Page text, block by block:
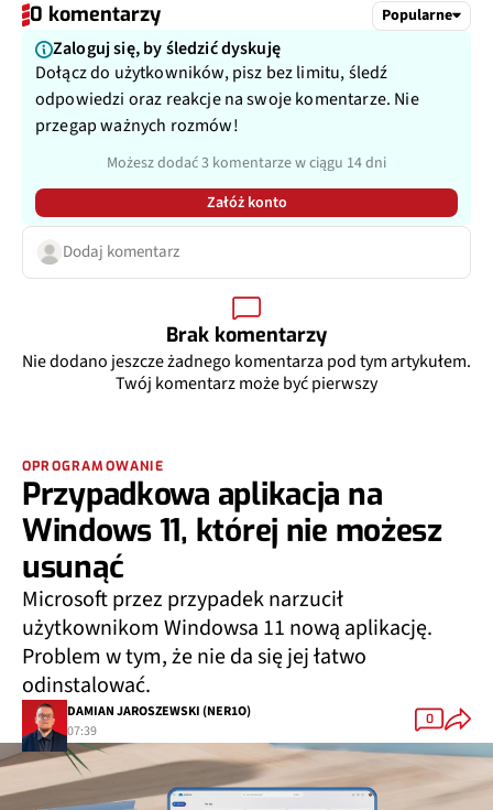
0 komentarzy Popularne
Zaloguj się, by śledzić dyskuję
Dołącz do użytkowników, pisz bez limitu, śledź
odpowiedzi oraz reakcje na swoje komentarze. Nie
przegap ważnych rozmów!
Możesz dodać 3 komentarze w ciągu 14 dni
Załóż konto
Dodaj komentarz
Brak komentarzy
Nie dodano jeszcze żadnego komentarza pod tym artykułem.
Twój komentarz może być pierwszy
OPROGRAMOWANIE
Przypadkowa aplikacja na
Windows 11, której nie możesz
usunąć
Microsoft przez przypadek narzucił
użytkownikom Windowsa 11 nową aplikację.
Problem w tym, że nie da się jej łatwo
odinstalować.
DAMIAN JAROSZEWSKI (NER1O)
07:39
0